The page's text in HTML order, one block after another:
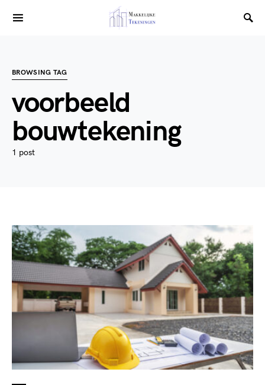
BROWSING TAG
voorbeeld
bouwtekening
1 post